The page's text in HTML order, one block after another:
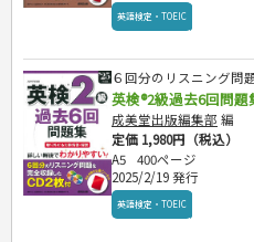
英語検定・TOEIC
６回分のリスニング問
英検®2級過去6回問
成美堂出版編集部 編
定価 1,980円（税込）
A5
400ページ
2025/2/19 発行
英語検定・TOEIC